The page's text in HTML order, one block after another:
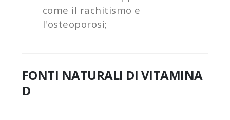
come il rachitismo e
l'osteoporosi;
FONTI NATURALI DI VITAMINA
D